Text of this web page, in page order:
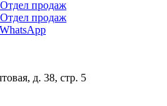
Отдел продаж
Отдел продаж
WhatsApp
д. 38, стр. 5